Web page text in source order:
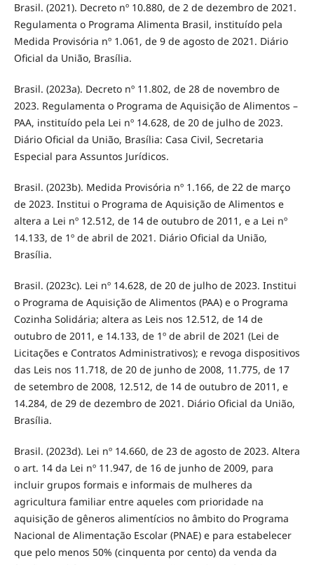
Brasil. (2021). Decreto nº 10.880, de 2 de dezembro de 2021.
Regulamenta o Programa Alimenta Brasil, instituído pela
Medida Provisória nº 1.061, de 9 de agosto de 2021. Diário
Oficial da União, Brasília.
Brasil. (2023a). Decreto nº 11.802, de 28 de novembro de
2023. Regulamenta o Programa de Aquisição de Alimentos –
PAA, instituído pela Lei nº 14.628, de 20 de julho de 2023.
Diário Oficial da União, Brasília: Casa Civil, Secretaria
Especial para Assuntos Jurídicos.
Brasil. (2023b). Medida Provisória nº 1.166, de 22 de março
de 2023. Institui o Programa de Aquisição de Alimentos e
altera a Lei nº 12.512, de 14 de outubro de 2011, e a Lei nº
14.133, de 1º de abril de 2021. Diário Oficial da União,
Brasília.
Brasil. (2023c). Lei nº 14.628, de 20 de julho de 2023. Institui
o Programa de Aquisição de Alimentos (PAA) e o Programa
Cozinha Solidária; altera as Leis nos 12.512, de 14 de
outubro de 2011, e 14.133, de 1º de abril de 2021 (Lei de
Licitações e Contratos Administrativos); e revoga dispositivos
das Leis nos 11.718, de 20 de junho de 2008, 11.775, de 17
de setembro de 2008, 12.512, de 14 de outubro de 2011, e
14.284, de 29 de dezembro de 2021. Diário Oficial da União,
Brasília.
Brasil. (2023d). Lei nº 14.660, de 23 de agosto de 2023. Altera
o art. 14 da Lei nº 11.947, de 16 de junho de 2009, para
incluir grupos formais e informais de mulheres da
agricultura familiar entre aqueles com prioridade na
aquisição de gêneros alimentícios no âmbito do Programa
Nacional de Alimentação Escolar (PNAE) e para estabelecer
que pelo menos 50% (cinquenta por cento) da venda da